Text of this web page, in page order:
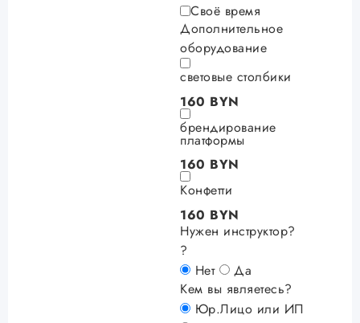
Своё время
Дополнительное
оборудование
световые столбики
160 BYN
брендирование
платформы
160 BYN
Конфетти
160 BYN
Нужен инструктор?
?
Нет
Да
Кем вы являетесь?
Юр.Лицо или ИП